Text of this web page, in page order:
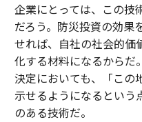
企業にとっては、この技
だろう。防災投資の効果
せれば、自社の社会的価
化する材料になるからだ
決定においても、「この
示せるようになるという
のある技術だ。